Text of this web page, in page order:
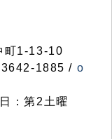
町1-13-10
1885 / o
：第2土曜